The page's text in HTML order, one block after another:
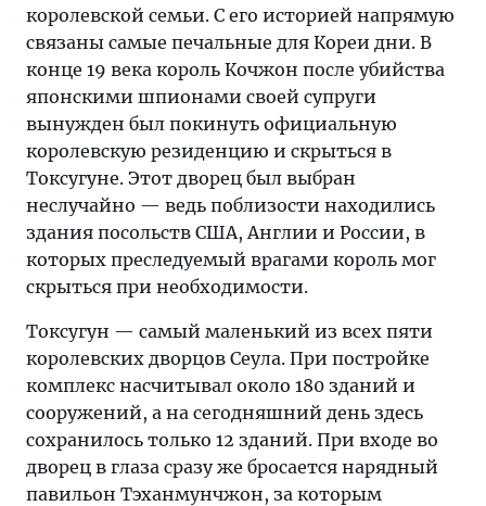
королевской семьи. С его историей напрямую
связаны самые печальные для Кореи дни. В
конце 19 века король Кочжон после убийства
японскими шпионами своей супруги
вынужден был покинуть официальную
королевскую резиденцию и скрыться в
Токсугуне. Этот дворец был выбран
неслучайно — ведь поблизости находились
здания посольств США, Англии и России, в
которых преследуемый врагами король мог
скрыться при необходимости.
Токсугун — самый маленький из всех пяти
королевских дворцов Сеула. При постройке
комплекс насчитывал около 180 зданий и
сооружений, а на сегодняшний день здесь
сохранилось только 12 зданий. При входе во
дворец в глаза сразу же бросается нарядный
павильон Тэханмунчжон, за которым